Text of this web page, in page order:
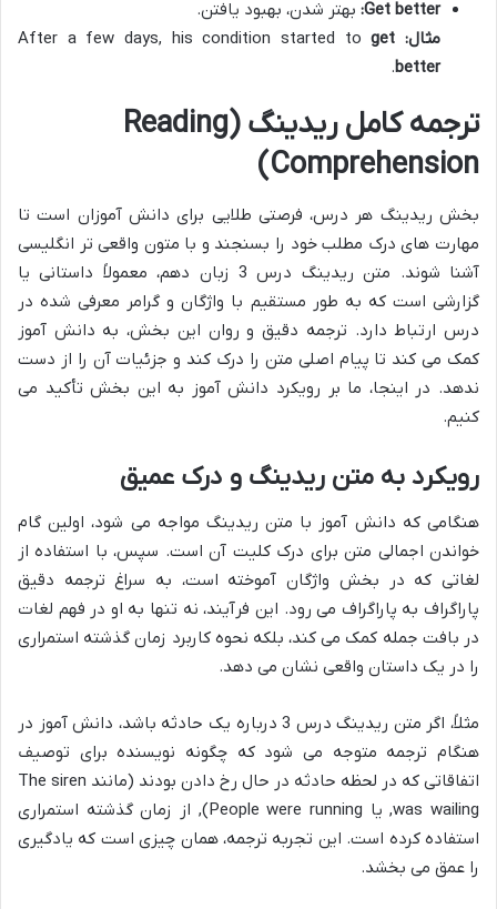
Get better: بهتر شدن، بهبود یافتن.
مثال:After a few days, his condition started to
get
better
.
ترجمه کامل ریدینگ (Reading
Comprehension)
بخش ریدینگ هر درس، فرصتی طلایی برای دانش آموزان است تا
مهارت های درک مطلب خود را بسنجند و با متون واقعی تر انگلیسی
آشنا شوند. متن ریدینگ درس 3 زبان دهم، معمولاً داستانی یا
گزارشی است که به طور مستقیم با واژگان و گرامر معرفی شده در
درس ارتباط دارد. ترجمه دقیق و روان این بخش، به دانش آموز
کمک می کند تا پیام اصلی متن را درک کند و جزئیات آن را از دست
ندهد. در اینجا، ما بر رویکرد دانش آموز به این بخش تأکید می
کنیم.
رویکرد به متن ریدینگ و درک عمیق
هنگامی که دانش آموز با متن ریدینگ مواجه می شود، اولین گام
خواندن اجمالی متن برای درک کلیت آن است. سپس، با استفاده از
لغاتی که در بخش واژگان آموخته است، به سراغ ترجمه دقیق
پاراگراف به پاراگراف می رود. این فرآیند، نه تنها به او در فهم لغات
در بافت جمله کمک می کند، بلکه نحوه کاربرد زمان گذشته استمراری
را در یک داستان واقعی نشان می دهد.
مثلاً، اگر متن ریدینگ درس 3 درباره یک حادثه باشد، دانش آموز در
هنگام ترجمه متوجه می شود که چگونه نویسنده برای توصیف
اتفاقاتی که در لحظه حادثه در حال رخ دادن بودند (مانند The siren
was wailing, یا People were running), از زمان گذشته استمراری
استفاده کرده است. این تجربه ترجمه، همان چیزی است که یادگیری
را عمق می بخشد.